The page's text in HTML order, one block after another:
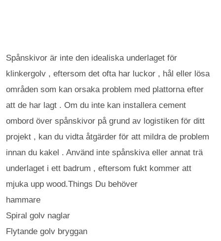
Spånskivor är inte den idealiska underlaget för
klinkergolv , eftersom det ofta har luckor , hål eller lösa
områden som kan orsaka problem med plattorna efter
att de har lagt . Om du inte kan installera cement
ombord över spånskivor på grund av logistiken för ditt
projekt , kan du vidta åtgärder för att mildra de problem
innan du kakel . Använd inte spånskiva eller annat trä
underlaget i ett badrum , eftersom fukt kommer att
mjuka upp wood.Things Du behöver
hammare
Spiral golv naglar
Flytande golv bryggan